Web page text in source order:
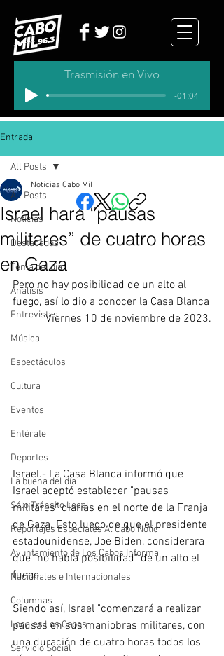
Trasmisión en Vivo
-01:04
Entrada
All Posts
Noticias
Destacados
Tema del dia
Analisis
Entrevistas
Música
Espectáculos
Cultura
Eventos
Entérate
Deportes
La buena del día
Sólo Tránsito Local
Reportajes Especiales Al Cabo Notic
Ayuntamiento de Los Cabos Informa
Nacionales e Internacionales
Columnas
Locales Los Cabos
Servicio Social
All Posts
Israel hará “pausas
militares” de cuatro horas
en Gaza
Noticias Cabo Mil
Pero no hay posibilidad de un alto al
fuego, así lo dio a conocer la Casa Blanca
Viernes 10 de noviembre de 2023.
Israel.- La Casa Blanca informó que
Israel aceptó establecer "pausas
militares" diarias en el norte de la Franja
de Gaza. Esto luego de que el presidente
estadounidense, Joe Biden, considerara
que "no había posibilidad" de un alto el
fuego.
Siendo así, Israel "comenzará a realizar
pausas en sus maniobras militares, con
una duración de cuatro horas todos los